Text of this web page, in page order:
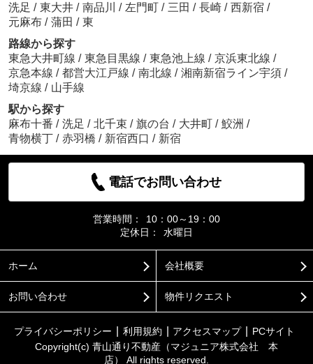
洗足 / 東大井 / 南品川 / 左門町 / 三田 / 長崎 / 西新宿 /
元麻布 / 蒲田 / 東
路線から探す
東急大井町線 / 東急目黒線 / 東急池上線 / 京浜東北線 /
京急本線 / 都営大江戸線 / 南北線 / 湘南新宿ライン宇須 /
埼京線 / 山手線
駅から探す
麻布十番 / 洗足 / 北千束 / 旗の台 / 大井町 / 鮫洲 /
青物横丁 / 赤羽橋 / 新宿西口 / 新宿
電話でお問い合わせ
営業時間：
10：00～19：00
定休日：
水曜日
ホーム 会社概要
お問い合わせ 物件リクエスト
プライバシーポリシー 利用規約 アクセスマップ
PCサイト
Copyright(c) 青山通り不動産（マジュニア株式会社 本
店） All rights reserved.